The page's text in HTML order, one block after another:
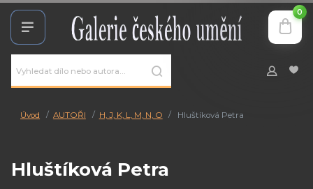
0
Úvod AUTOŘI H, J, K, L, M, N, O Hluštíková Petra
Hluštíková Petra